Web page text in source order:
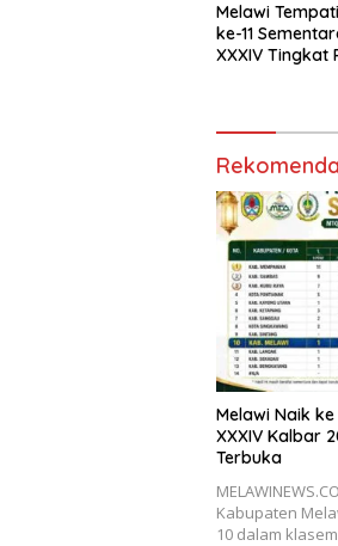
Melawi
ke-11
XXXIV Tingkat
Melawi Naik
XXXIV Kalbar
Terbuka
Kabupaten
10 dalam